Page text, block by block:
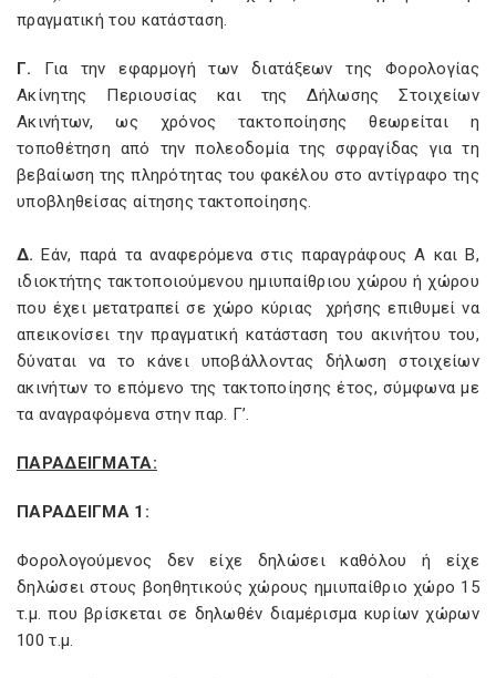
πραγματική του κατάσταση.
Γ. Για την εφαρμογή των διατάξεων της Φορολογίας
Ακίνητης Περιουσίας και της Δήλωσης Στοιχείων
Ακινήτων, ως χρόνος τακτοποίησης θεωρείται η
τοποθέτηση από την πολεοδομία της σφραγίδας για τη
βεβαίωση της πληρότητας του φακέλου στο αντίγραφο της
υποβληθείσας αίτησης τακτοποίησης.
Δ. Εάν, παρά τα αναφερόμενα στις παραγράφους Α και Β,
ιδιοκτήτης τακτοποιούμενου ημιυπαίθριου χώρου ή χώρου
που έχει μετατραπεί σε χώρο κύριας χρήσης επιθυμεί να
απεικονίσει την πραγματική κατάσταση του ακινήτου του,
δύναται να το κάνει υποβάλλοντας δήλωση στοιχείων
ακινήτων το επόμενο της τακτοποίησης έτος, σύμφωνα με
τα αναγραφόμενα στην παρ. Γ’.
ΠΑΡΑΔΕΙΓΜΑΤΑ:
ΠΑΡΑΔΕΙΓΜΑ 1:
Φορολογούμενος δεν είχε δηλώσει καθόλου ή είχε
δηλώσει στους βοηθητικούς χώρους ημιυπαίθριο χώρο 15
τ.μ. που βρίσκεται σε δηλωθέν διαμέρισμα κυρίων χώρων
100 τ.μ.